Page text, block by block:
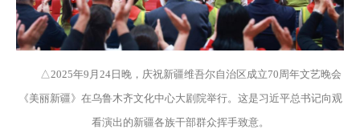
△2025年9月24日晚，庆祝新疆维吾尔自治区成立70周年文艺晚会
《美丽新疆》在乌鲁木齐文化中心大剧院举行。这是习近平总书记向观
看演出的新疆各族干部群众挥手致意。